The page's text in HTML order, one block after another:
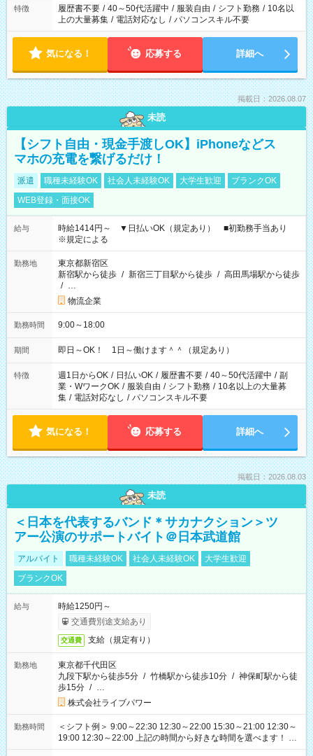
合は応募できません。
特徴 履歴書不要 / 40～50代活躍中 / 服装自由 / シフト勤務 / 10名以
上の大量募集 / 電話対応なし / パソコンスキル不要
気になる！ 応募する 詳細へ
掲載日：2026.08.07
未読
【シフト自由・現金手渡しOK】iPhoneなどス
マホの充電を繋げるだけ！
派遣 職種未経験OK 社会人未経験OK 大学生歓迎
ブランクOK
WEB登録・面接OK
給与
時給1414円～ ▼日払いOK（規定あり） ■初勤務手当あり
※規定による
勤務地
東京都新宿区
新宿駅から徒歩 / 新宿三丁目駅から徒歩 / 高田馬場駅から徒歩
/ …
物流企業
勤務時間 9:00～18:00
期間 即日～OK！ 1日～働けます＾＾（規定あり）
特徴 週1日からOK / 日払いOK / 履歴書不要 / 40～50代活躍中 / 副
業・WワークOK / 服装自由 / シフト勤務 / 10名以上の大量募
集 / 電話対応なし / パソコンスキル不要
気になる！ 応募する 詳細へ
掲載日：2026.08.03
未読
＜日本を代表するバンド＊サカナクション＞ツ
アー公演のサポートバイト＠日本武道館
アルバイト 職種未経験OK 社会人未経験OK
大学生歓迎
ブランクOK
給与
時給1250円～
交通費別途支給あり
交通費 支給（規定有り）
勤務地
東京都千代田区
九段下駅から徒歩5分 / 竹橋駅から徒歩10分 / 神保町駅から徒
歩15分 / …
株式会社ライブパワー
勤務時間
＜シフト例＞ 9:00～22:30 12:30～22:00 15:30～21:00 12:30～
19:00 12:30～22:00 上記の時間から好きな時間を選べます！ ※
時間は変更となる可能性があります